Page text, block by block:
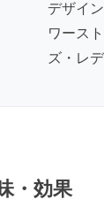
デザイ
ワース
ズ・レ
・効果